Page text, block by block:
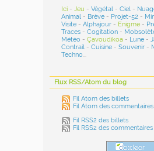
Ici -Jeu -Végétal -Ciel -
Animal - Brève - Projet-52 -
Visite -Alphajour - Enigme -
Traces -Cogitation -
Météo -Çavoudikoa - Lune -
Contrail -Cuisine -Souvenir -
Techno...
Flux RSS/Atom du blog
Fil Atom des billets
Fil Atom des commentaires
Fil RSS2 des billets
Fil RSS2 des commentaires